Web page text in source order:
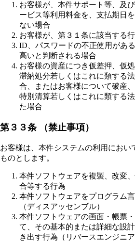
お客様が、本件サポート等、及
ービス等利用料金を、支払期日
ない場合
お客様が、第３１条に該当する
ID、パスワードの不正使用があ
高いと判断される場合
お客様の資産につき仮差押、仮
滞納処分若しくはこれに類する
合、またはお客様について破産
特別清算若しくはこれに類する
た場合
第３３条 （禁止事項）
お客様は、本件システムの利用におい
ものとします。
本件ソフトウェアを複製、改変
合等する行為
本件ソフトウェアをプログラム
（ディスアッセンブル）
本件ソフトウェアの画面・帳票
て、その基本的または詳細な設
き出す行為（リバースエンジニア